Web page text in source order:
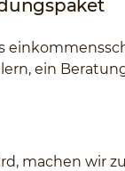
ein
machen wir